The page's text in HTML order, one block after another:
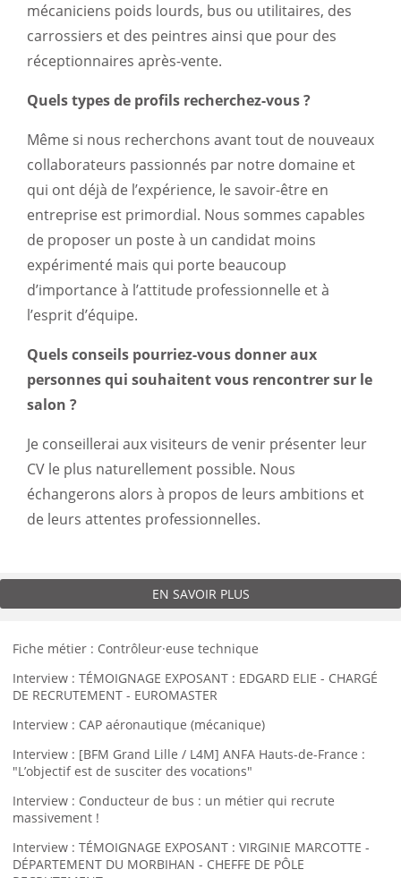
mécaniciens poids lourds, bus ou utilitaires, des
carrossiers et des peintres ainsi que pour des
réceptionnaires après-vente.
Quels types de profils recherchez-vous ?
Même si nous recherchons avant tout de nouveaux
collaborateurs passionnés par notre domaine et
qui ont déjà de l’expérience, le savoir-être en
entreprise est primordial. Nous sommes capables
de proposer un poste à un candidat moins
expérimenté mais qui porte beaucoup
d’importance à l’attitude professionnelle et à
l’esprit d’équipe.
Quels conseils pourriez-vous donner aux
personnes qui souhaitent vous rencontrer sur le
salon ?
Je conseillerai aux visiteurs de venir présenter leur
CV le plus naturellement possible. Nous
échangerons alors à propos de leurs ambitions et
de leurs attentes professionnelles.
EN SAVOIR PLUS
Fiche métier : Contrôleur·euse technique
Interview : TÉMOIGNAGE EXPOSANT : EDGARD ELIE - CHARGÉ
DE RECRUTEMENT - EUROMASTER
Interview : CAP aéronautique (mécanique)
Interview : [BFM Grand Lille / L4M] ANFA Hauts-de-France :
"L’objectif est de susciter des vocations"
Interview : Conducteur de bus : un métier qui recrute
massivement !
Interview : TÉMOIGNAGE EXPOSANT : VIRGINIE MARCOTTE -
DÉPARTEMENT DU MORBIHAN - CHEFFE DE PÔLE